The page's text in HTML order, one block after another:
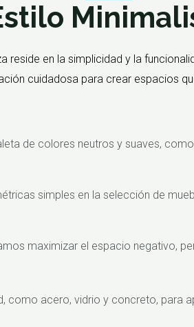
reside en la simplicidad y la
cuidadosa para crear espacios
de colores neutros y suaves,
simples en la selección de
maximizar el espacio negativo,
como acero, vidrio y concreto, para